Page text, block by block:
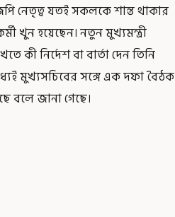
নেতৃত্ব যতই সকলকে শান্ত থাকার
খুন হয়েছেন। নতুন মুখ্যমন্ত্রী
কী নির্দেশ বা বার্তা দেন তিনি
মুখ্যসচিবের সঙ্গে এক দফা বৈঠক
বলে জানা গেছে।